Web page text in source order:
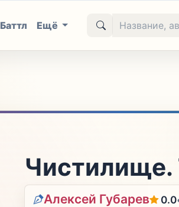
Баттл Ещё
Чистилище.
Алексей Губарев 0.0